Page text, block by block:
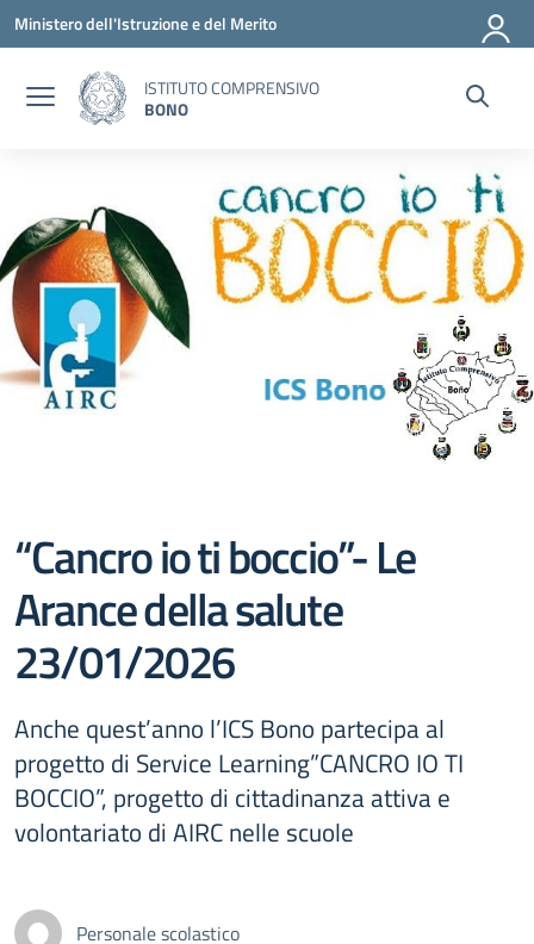
Vai ai contenuti
Vai al menu di navigazione
Vai al footer
Ministero dell'Istruzione e del Merito
ISTITUTO COMPRENSIVO
BONO
“Cancro io ti boccio”- Le
Arance della salute
23/01/2026
Anche quest’anno l’ICS Bono partecipa al
progetto di Service Learning”CANCRO IO TI
BOCCIO”, progetto di cittadinanza attiva e
volontariato di AIRC nelle scuole
Personale scolastico